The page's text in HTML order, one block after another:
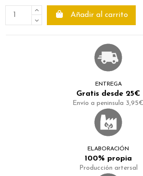
Añadir al carrito
ENTREGA
Gratis desde 25€
Envío a peninsula 3,95€
ELABORACIÓN
100% propia
Producción artersal